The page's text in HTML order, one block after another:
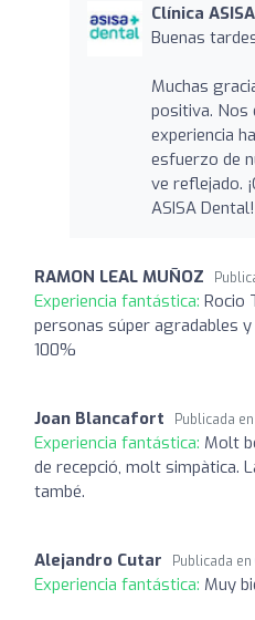
Clínica
Buenas
Muchas
positiva. Nos
experiencia
esfuerzo de
ve reflejado.
ASISA Dental!
RAMON LEAL MUÑOZ
Experiencia fantástica: Rocio
personas súper agradables
100%
Joan Blancafort Publicada en
Experiencia fantástica: Molt
de recepció, molt simpàtica.
també.
Alejandro Cutar Publicada en
Experiencia fantástica: Muy